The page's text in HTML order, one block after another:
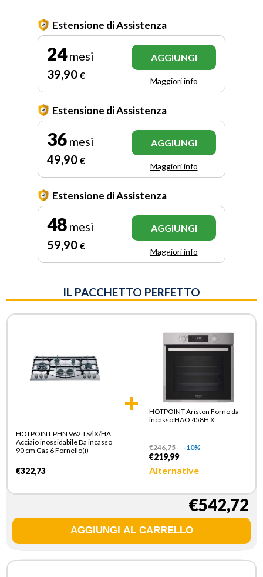
Estensione di Assistenza
24mesi
39,90 €
AGGIUNGI
Maggiori info
Estensione di Assistenza
36 mesi
49,90 €
AGGIUNGI
Maggiori info
Estensione di Assistenza
48 mesi
59,90 €
AGGIUNGI
Maggiori info
IL PACCHETTO PERFETTO
HOTPOINT PHN 962 TS/IX/HA
Acciaio inossidabile Da incasso
90 cm Gas 6 Fornello(i)
€322,73
HOTPOINT Ariston Forno da
incasso HAO 458H X
€246,75 -10%
€219,99
Alternative
€542,72